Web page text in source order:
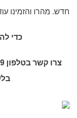
חדש. מהרו והזמינו
כדי